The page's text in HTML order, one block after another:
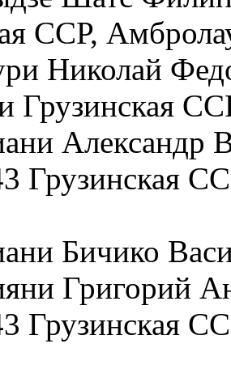
ССР,
Николай
Грузинская
Александр
Грузинская
Бичико
Григорий
Грузинская